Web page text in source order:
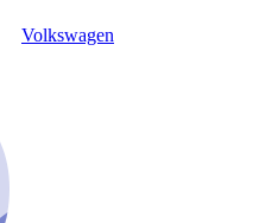
Volkswagen